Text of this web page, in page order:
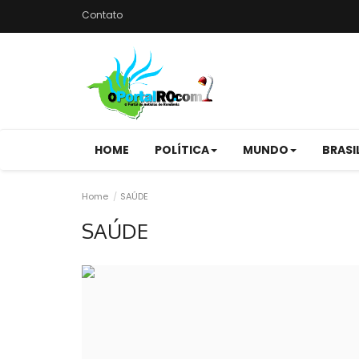
Contato
HOME POLÍTICA MUNDO
Home SAÚDE
SAÚDE